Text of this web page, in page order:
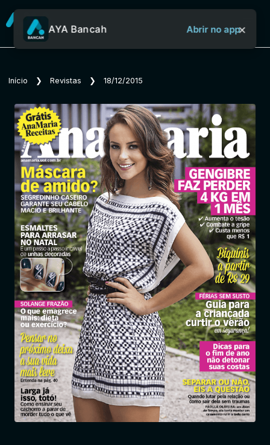
Sobre o Aya Bancah
Início
Revistas
Jornais
Notícias
Entrar
AYA Bancah Abrir no app×
Início ❯ Revistas ❯ 18/12/2015